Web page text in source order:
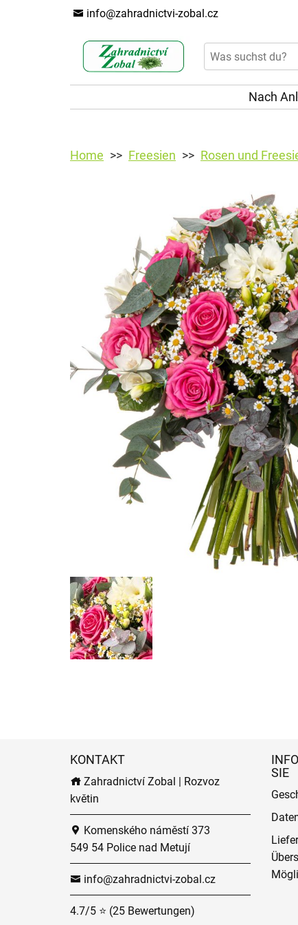
info@zahradnictvi-zobal.cz
Nach
Home Freesien Rosen und
KONTAKT
Zahradnictví Zobal | Rozvoz
květin
Komenského náměstí 373
549 54 Police nad Metují
info@zahradnictvi-zobal.cz
4.7/5 ⭐ (25 Bewertungen)
SIE